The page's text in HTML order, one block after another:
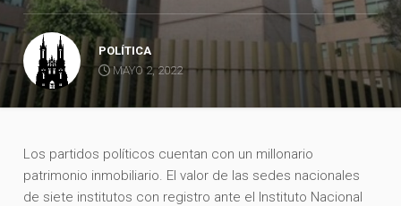
POLÍTICA
MAYO 2, 2022
Los partidos políticos cuentan con un millonario
patrimonio inmobiliario. El valor de las sedes nacionales
de siete institutos con registro ante el Instituto Nacional